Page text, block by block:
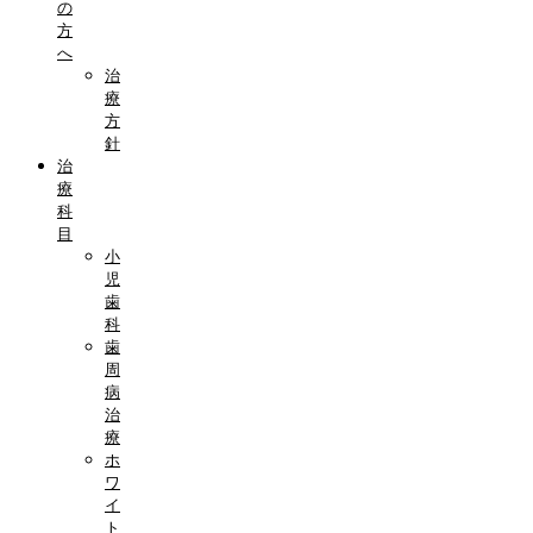
の
方
へ
治
療
方
針
治
療
科
目
小
児
歯
科
歯
周
病
治
療
ホ
ワ
イ
ト